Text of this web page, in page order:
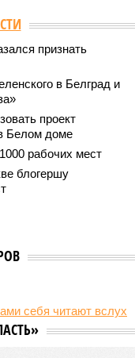
от уже сданного
ждать от
«Сказочного
ждать от
достройки
дольщиков
Capital Group начала
ИИ)
«Сказочного леса»